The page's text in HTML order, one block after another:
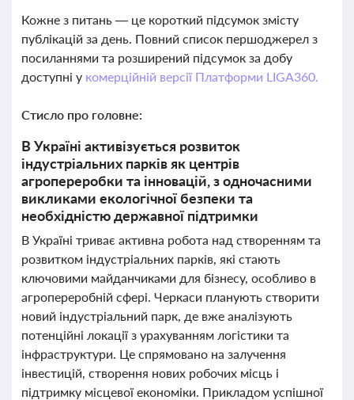
Кожне з питань — це короткий підсумок змісту
публікацій за день. Повний список першоджерел з
посиланнями та розширений підсумок за добу
доступні у комерційній версії Платформи LIGA360.
Стисло про головне:
В Україні активізується розвиток
індустріальних парків як центрів
агропереробки та інновацій, з одночасними
викликами екологічної безпеки та
необхідністю державної підтримки
В Україні триває активна робота над створенням та
розвитком індустріальних парків, які стають
ключовими майданчиками для бізнесу, особливо в
агропереробній сфері. Черкаси планують створити
новий індустріальний парк, де вже аналізують
потенційні локації з урахуванням логістики та
інфраструктури. Це спрямовано на залучення
інвестицій, створення нових робочих місць і
підтримку місцевої економіки. Прикладом успішної